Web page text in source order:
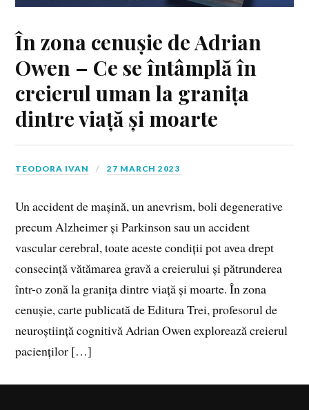
În zona cenușie de Adrian
Owen – Ce se întâmplă în
creierul uman la granița
dintre viață și moarte
TEODORA IVAN 27 MARCH 2023
Un accident de mașină, un anevrism, boli degenerative
precum Alzheimer și Parkinson sau un accident
vascular cerebral, toate aceste condiții pot avea drept
consecință vătămarea gravă a creierului și pătrunderea
într-o zonă la granița dintre viață și moarte. În zona
cenușie, carte publicată de Editura Trei, profesorul de
neuroștiință cognitivă Adrian Owen explorează creierul
pacienților […]